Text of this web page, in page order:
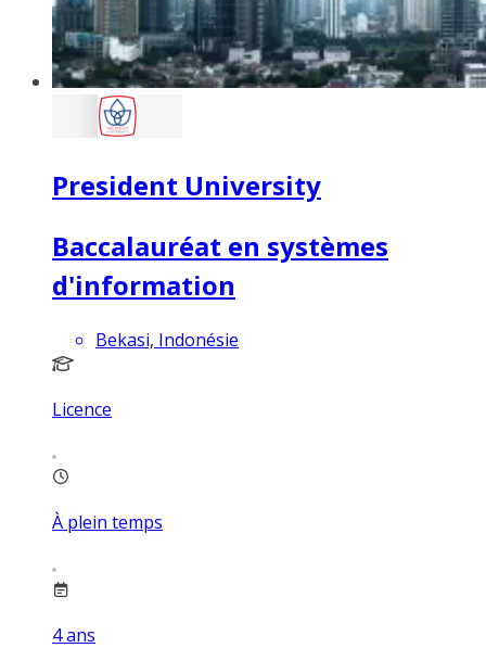
President University
Baccalauréat en systèmes
d'information
Bekasi, Indonésie
Licence
À plein temps
4ans